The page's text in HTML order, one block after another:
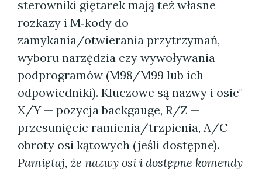
sterowniki giętarek mają też własne
rozkazy i M‑kody do
zamykania/otwierania przytrzymań,
wyboru narzędzia czy wywoływania
podprogramów (M98/M99 lub ich
odpowiedniki). Kluczowe są nazwy i osie"
X/Y — pozycja backgauge, R/Z —
przesunięcie ramienia/trzpienia, A/C —
obroty osi kątowych (jeśli dostępne).
Pamiętaj, że nazwy osi i dostępne komendy